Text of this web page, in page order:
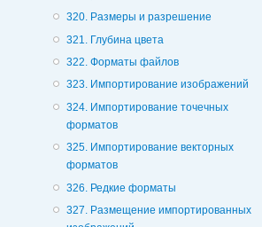
320. Размеры и разрешение
321. Глубина цвета
322. Форматы файлов
323. Импортирование изображений
324. Импортирование точечных
форматов
325. Импортирование векторных
форматов
326. Редкие форматы
327. Размещение импортированных